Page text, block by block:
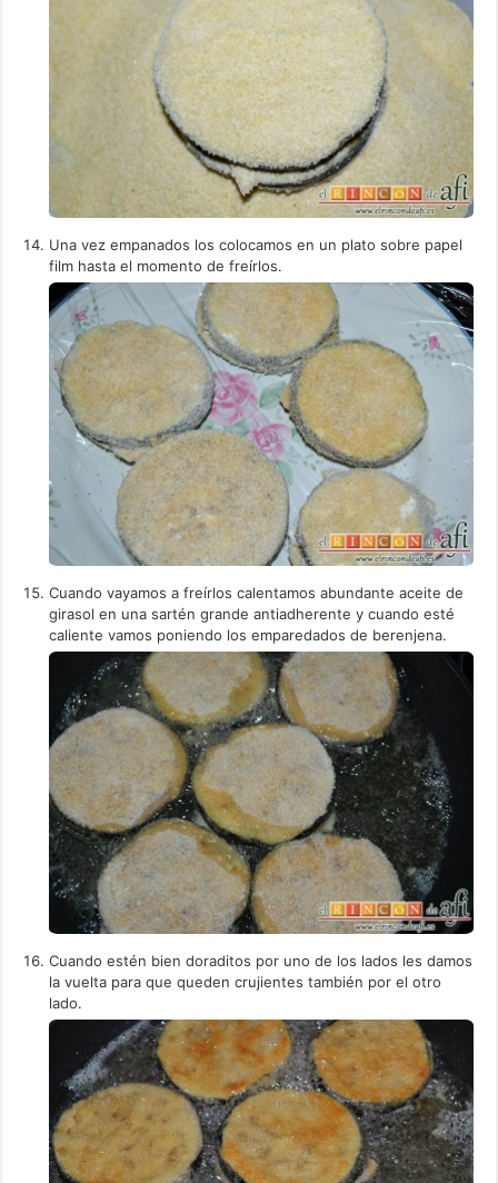
Una vez empanados los colocamos en un plato sobre papel
film hasta el momento de freírlos.
Cuando vayamos a freírlos calentamos abundante aceite de
girasol en una sartén grande antiadherente y cuando esté
caliente vamos poniendo los emparedados de berenjena.
Cuando estén bien doraditos por uno de los lados les damos
la vuelta para que queden crujientes también por el otro
lado.